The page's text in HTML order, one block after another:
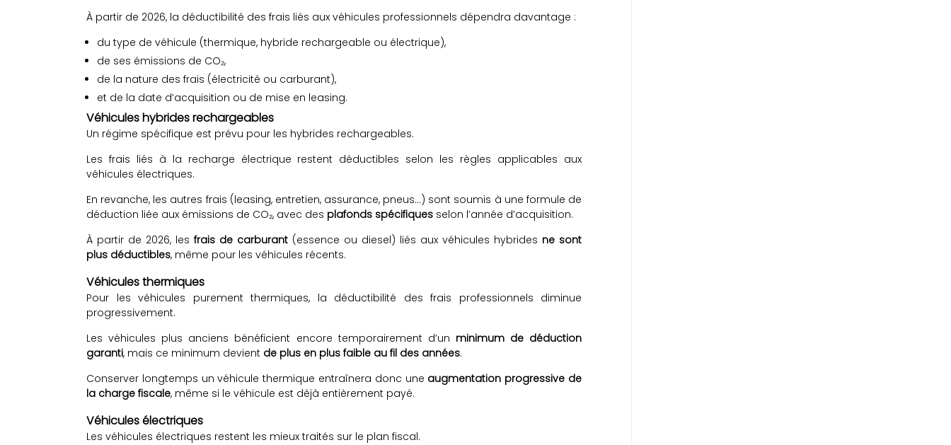
À partir de 2026, la déductibilité des frais liés aux véhicules professionnels dépendra davantage :
du type de véhicule (thermique, hybride rechargeable ou électrique),
de ses émissions de CO₂,
de la nature des frais (électricité ou carburant),
et de la date d’acquisition ou de mise en leasing.
Véhicules hybrides rechargeables
Un régime spécifique est prévu pour les hybrides rechargeables.
Les frais liés à la recharge électrique restent déductibles selon les règles applicables aux
véhicules électriques.
En revanche, les autres frais (leasing, entretien, assurance, pneus…) sont soumis à une formule de
déduction liée aux émissions de CO₂, avec des plafonds spécifiques selon l’année d’acquisition.
À partir de 2026, les frais de carburant (essence ou diesel) liés aux véhicules hybrides ne sont
plus déductibles, même pour les véhicules récents.
Véhicules thermiques
Pour les véhicules purement thermiques, la déductibilité des frais professionnels diminue
progressivement.
Les véhicules plus anciens bénéficient encore temporairement d’un minimum de déduction
garanti, mais ce minimum devient de plus en plus faible au fil des années.
Conserver longtemps un véhicule thermique entraînera donc une augmentation progressive de
la charge fiscale, même si le véhicule est déjà entièrement payé.
Véhicules électriques
Les véhicules électriques restent les mieux traités sur le plan fiscal.